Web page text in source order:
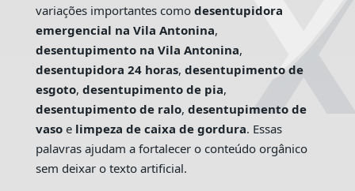
variações importantes como desentupidora
emergencial na Vila Antonina,
desentupimento na Vila Antonina,
desentupidora 24 horas, desentupimento de
esgoto, desentupimento de pia,
desentupimento de ralo, desentupimento de
vasoe limpeza de caixa de gordura. Essas
palavras ajudam a fortalecer o conteúdo orgânico
sem deixar o texto artificial.